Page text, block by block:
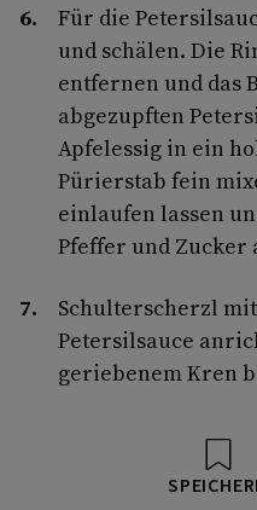
Für die
und schälen. Die
entfernen und das
abgezupften
Apfelessig in ein
Pürierstab fein
einlaufen lassen
Pfeffer und Zucker
Schulterscherzl
Petersilsauce
geriebenem Kren